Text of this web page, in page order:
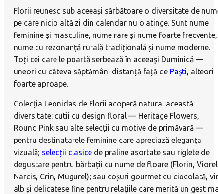
Florii reunesc sub aceeași sărbătoare o diversitate de
pe care nicio altă zi din calendar nu o atinge. Sunt nume
feminine și masculine, nume rare și nume foarte frecvente,
nume cu rezonanță rurală tradițională și nume moderne.
Toți cei care le poartă serbează în aceeași Duminică —
uneori cu câteva săptămâni distanță față de Paști, alteori
foarte aproape.
Colecția Leonidas de Florii acoperă natural această
diversitate: cutii cu design floral — Heritage Flowers,
Round Pink sau alte selecții cu motive de primăvară —
pentru destinatarele feminine care apreciază eleganța
vizuală; selecții clasice de praline asortate sau riglete de
degustare pentru bărbații cu nume de floare (Florin,
Narcis, Crin, Mugurel); sau coșuri gourmet cu ciocolată,
alb și delicatese fine pentru relațiile care merită un gest